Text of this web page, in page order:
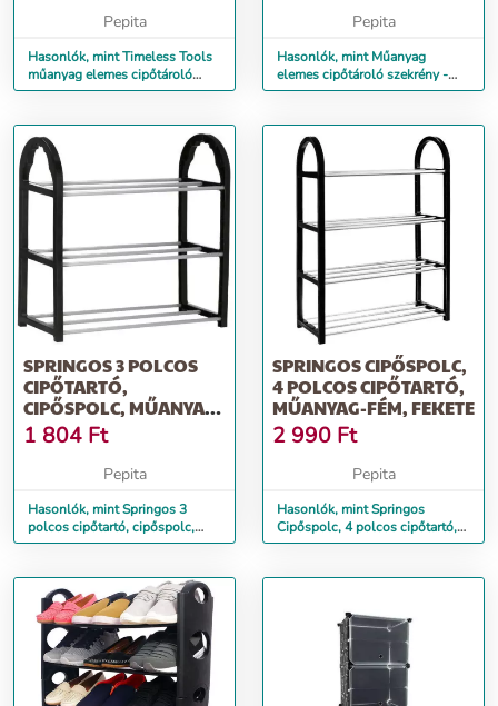
Pepita
Hasonlók, mint Timeless Tools
műanyag elemes cipőtároló
szekrény, fekete
Pepita
Hasonlók, mint Műanyag
elemes cipőtároló szekrény -
fekete
SPRINGOS 3 POLCOS
CIPŐTARTÓ,
CIPŐSPOLC, MŰANYAG-
FÉM, FEKETE
1 804 Ft
Pepita
Hasonlók, mint Springos 3
polcos cipőtartó, cipőspolc,
műanyag-fém, fekete
SPRINGOS CIPŐSPOLC,
4 POLCOS CIPŐTARTÓ,
MŰANYAG-FÉM, FEKETE
2 990 Ft
Pepita
Hasonlók, mint Springos
Cipőspolc, 4 polcos cipőtartó,
műanyag-fém, fekete